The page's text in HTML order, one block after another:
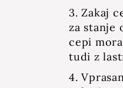
3. Zakaj
za stanje
cepi
tudi z
4.